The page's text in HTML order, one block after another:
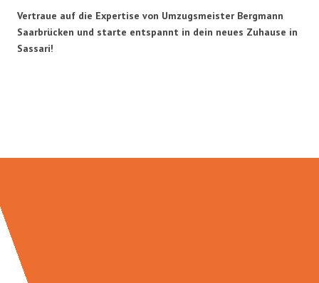
Vertraue auf die Expertise von Umzugsmeister Bergmann
Saarbrücken und starte entspannt in dein neues Zuhause in
Sassari!